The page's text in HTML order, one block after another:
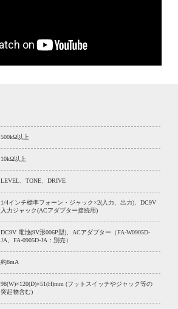
500kΩ以上
10kΩ以上
LEVEL、TONE、DRIVE
1/4インチ標準フォーン・ジャック×2(入力、出力)、DC9V
入力ジャック(ACアダプター接続用)
DC9V 電池(9V形006P型)、ACアダプター（FA-W0905D-
JA、FA-0905D-JA：別売）
約8mA
98(W)×120(D)×51(H)mm (フットスイッチやジャック等の
突起物含む)